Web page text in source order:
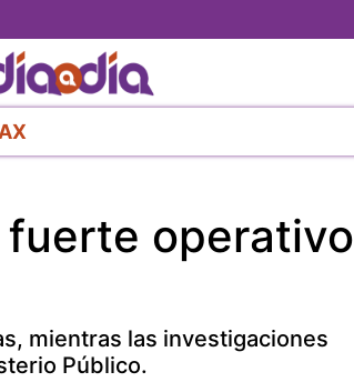
al
contenido
principal
fuerte operativo
mientras las investigaciones
Público.